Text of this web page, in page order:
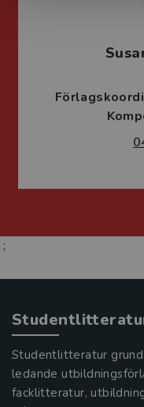
;
Studentlitteratur
ledande
facklitteratur,